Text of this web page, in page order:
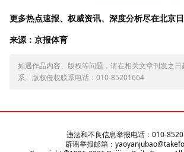
更多热点速报、权威资讯、深度分析尽在北京
来源：京报体育
如遇作品内容、版权等问题，请在相关文章刊发之
系。版权侵权联系电话：010-85201664
违法和不良信息举报电话：010-
辟谣举报邮箱：